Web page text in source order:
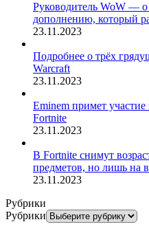
Руководитель WoW —
дополнению, который
23.11.2023
Подробнее о трёх
Warcraft
23.11.2023
Eminem примет
Fortnite
23.11.2023
В Fortnite снимут
предметов, но лишь на
23.11.2023
Рубрики
Рубрики